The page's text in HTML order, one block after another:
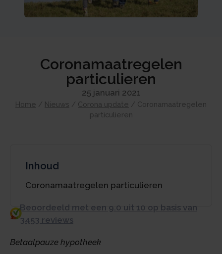
Coronamaatregelen
particulieren
25 januari 2021
Home / Nieuws / Corona update / Coronamaatregelen
particulieren
Inhoud
Coronamaatregelen particulieren
Beoordeeld met een 9.0 uit 10 op basis van
3453 reviews
Betaalpauze hypotheek